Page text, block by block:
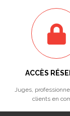
ACCÈS
Juges,
clients en